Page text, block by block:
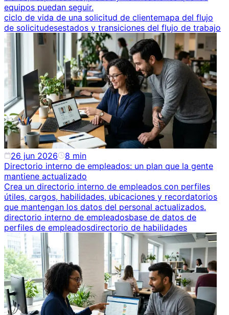
equipos puedan seguir.
ciclo de vida de una solicitud de clientemapa del flujo
de solicitudesestados y transiciones del flujo de trabajo
26 jun 2026 8 min
Directorio interno de empleados: un plan que la gente
mantiene actualizado
Crea un directorio interno de empleados con perfiles
útiles, cargos, habilidades, ubicaciones y recordatorios
que mantengan los datos del personal actualizados.
directorio interno de empleadosbase de datos de
perfiles de empleadosdirectorio de habilidades